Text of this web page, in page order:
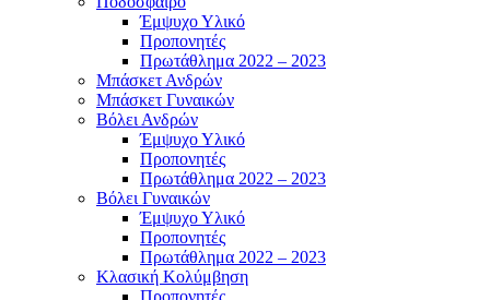
Έμψυχο Υλικό
Προπονητές
Πρωτάθλημα 2022 – 2023
Μπάσκετ Ανδρών
Μπάσκετ Γυναικών
Βόλει Ανδρών
Έμψυχο Υλικό
Προπονητές
Πρωτάθλημα 2022 – 2023
Βόλει Γυναικών
Έμψυχο Υλικό
Προπονητές
Πρωτάθλημα 2022 – 2023
Κλασική Κολύμβηση
Προπονητές